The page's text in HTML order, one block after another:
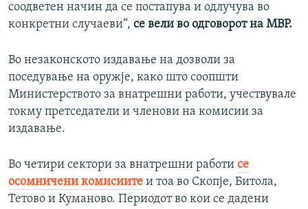
соодветен начин да се постапува и одлучува во
конкретни случаеви“, се вели во одговорот на МВР.
Во незаконското издавање на дозволи за
поседување на оружје, како што соопшти
Министерството за внатрешни работи, учествувале
токму претседатели и членови на комисии за
издавање.
Во четири сектори за внатрешни работи се
осомничени комисиите и тоа во Скопје, Битола,
Тетово и Куманово. Периодот во кои се дадени